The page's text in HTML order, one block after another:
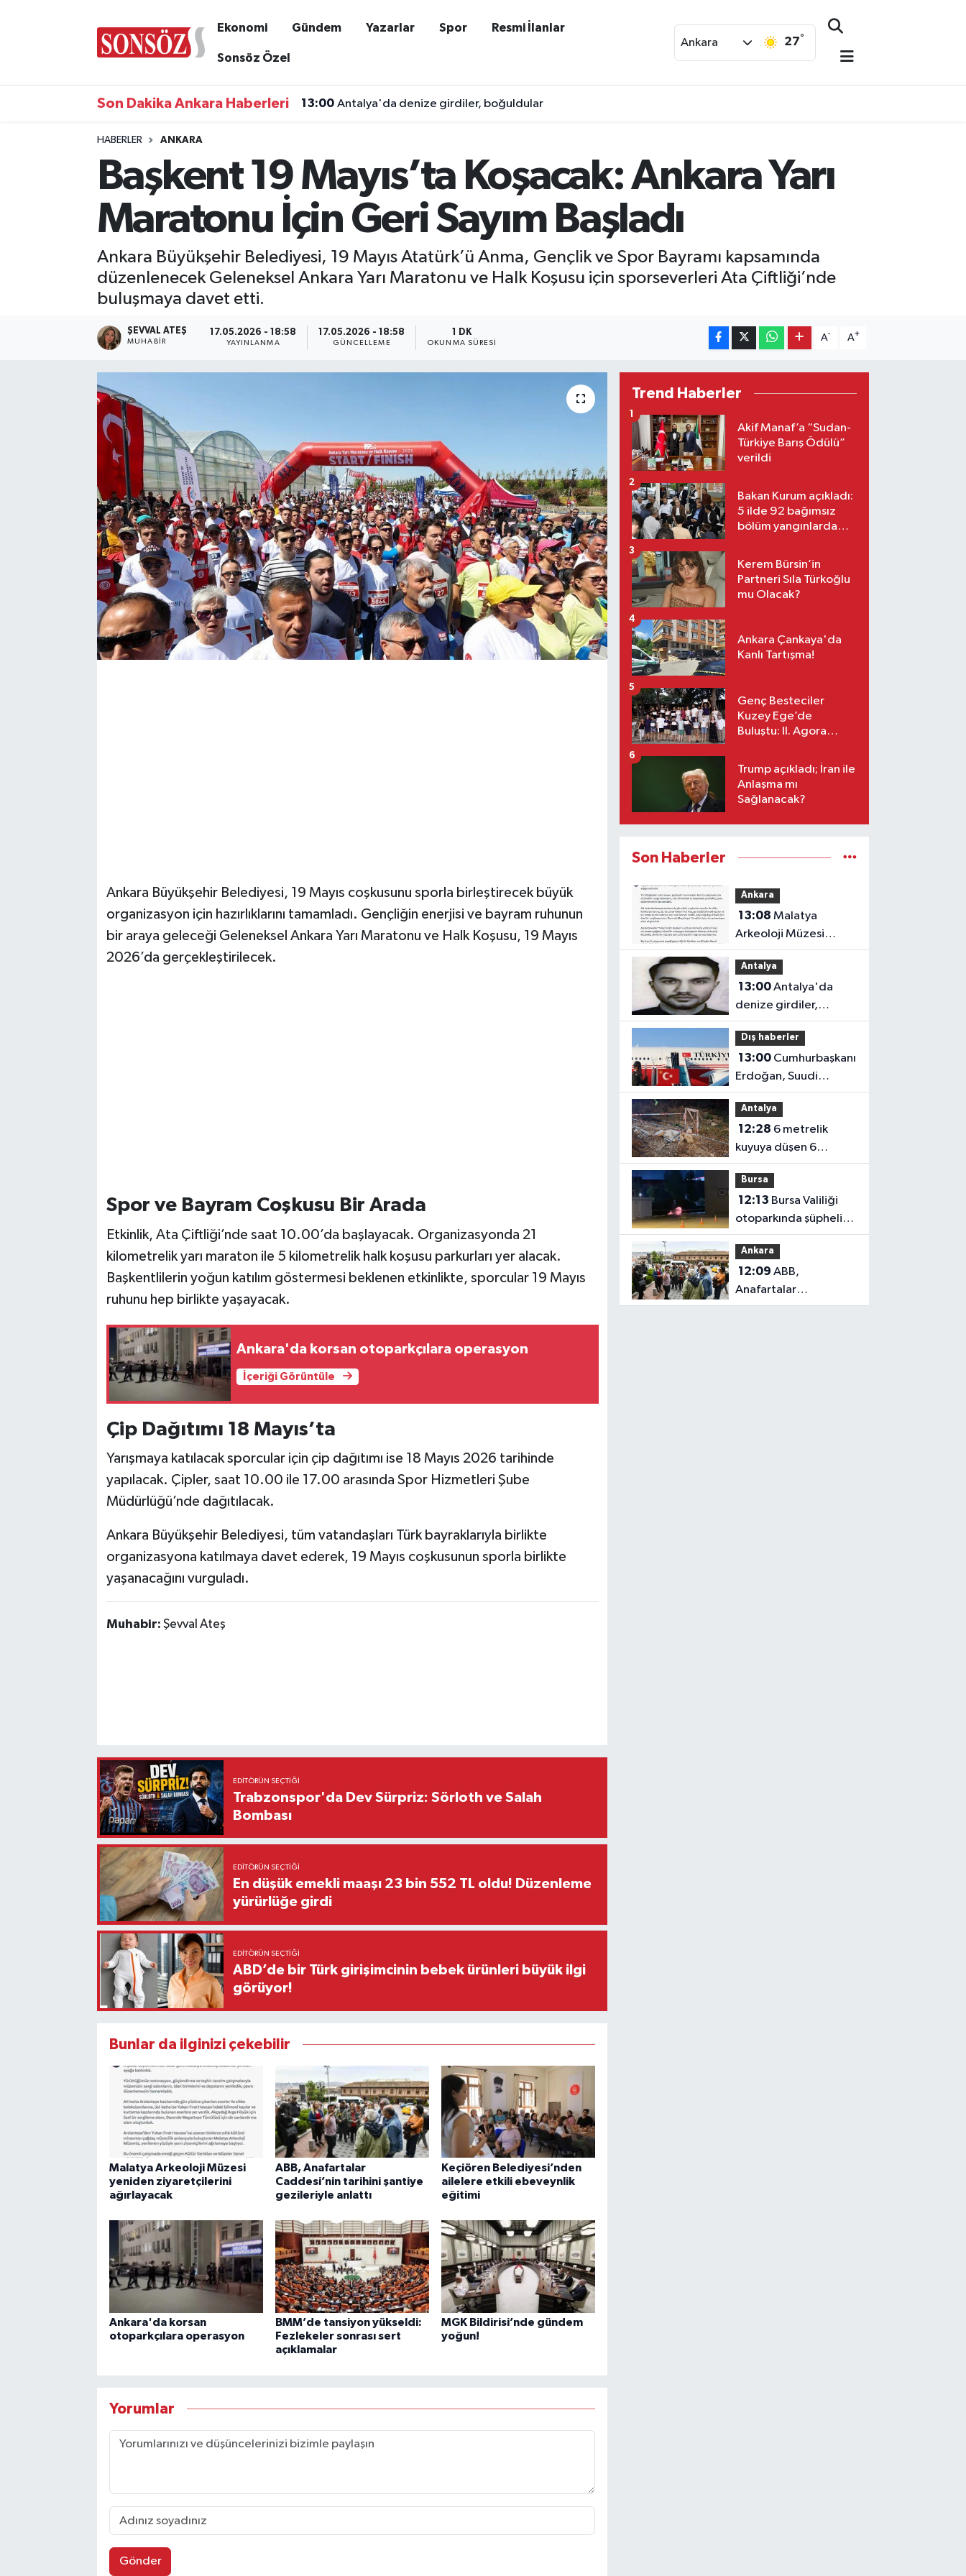
Ekonomi Gündem Yazarlar Spor Resmi İlanlar
Sonsöz Özel
Ankara 27°
Son Dakika Ankara Haberleri 13:00 Antalya'da denize girdiler, boğuldular
HABERLER ANKARA
Başkent 19 Mayıs’ta Koşacak: Ankara Yarı
Maratonu İçin Geri Sayım Başladı
Ankara Büyükşehir Belediyesi, 19 Mayıs Atatürk’ü Anma, Gençlik ve Spor Bayramı kapsamında
düzenlenecek Geleneksel Ankara Yarı Maratonu ve Halk Koşusu için sporseverleri Ata Çiftliği’nde
buluşmaya davet etti.
ŞEVVAL ATEŞ
MUHABIR
17.05.2026 - 18:58
YAYINLANMA
17.05.2026 - 18:58
GÜNCELLEME
1 DK
OKUNMA SÜRESI
A- A+
Ankara Büyükşehir Belediyesi, 19 Mayıs coşkusunu sporla birleştirecek büyük
organizasyon için hazırlıklarını tamamladı. Gençliğin enerjisi ve bayram ruhunun
bir araya geleceği Geleneksel Ankara Yarı Maratonu ve Halk Koşusu, 19 Mayıs
2026’da gerçekleştirilecek.
Spor ve Bayram Coşkusu Bir Arada
Etkinlik, Ata Çiftliği’nde saat 10.00’da başlayacak. Organizasyonda 21
kilometrelik yarı maraton ile 5 kilometrelik halk koşusu parkurları yer alacak.
Başkentlilerin yoğun katılım göstermesi beklenen etkinlikte, sporcular 19 Mayıs
ruhunu hep birlikte yaşayacak.
Ankara'da korsan otoparkçılara operasyon
İçeriği Görüntüle
Çip Dağıtımı 18 Mayıs’ta
Yarışmaya katılacak sporcular için çip dağıtımı ise 18 Mayıs 2026 tarihinde
yapılacak. Çipler, saat 10.00 ile 17.00 arasında Spor Hizmetleri Şube
Müdürlüğü’nde dağıtılacak.
Ankara Büyükşehir Belediyesi, tüm vatandaşları Türk bayraklarıyla birlikte
organizasyona katılmaya davet ederek, 19 Mayıs coşkusunun sporla birlikte
yaşanacağını vurguladı.
Muhabir: Şevval Ateş
EDITÖRÜN SEÇTIĞI
Trabzonspor'da Dev Sürpriz: Sörloth ve Salah
Bombası
EDITÖRÜN SEÇTIĞI
En düşük emekli maaşı 23 bin 552 TL oldu! Düzenleme
yürürlüğe girdi
EDITÖRÜN SEÇTIĞI
ABD’de bir Türk girişimcinin bebek ürünleri büyük ilgi
görüyor!
Bunlar da ilginizi çekebilir
Malatya Arkeoloji Müzesi
yeniden ziyaretçilerini
ağırlayacak
ABB, Anafartalar
Caddesi’nin tarihini şantiye
gezileriyle anlattı
Keçiören Belediyesi’nden
ailelere etkili ebeveynlik
eğitimi
Ankara'da korsan
otoparkçılara operasyon
BMM’de tansiyon yükseldi:
Fezlekeler sonrası sert
açıklamalar
MGK Bildirisi’nde gündem
yoğun!
Yorumlar
Gönder
Trend Haberler
Akif Manaf’a “Sudan-
Türkiye Barış Ödülü”
verildi
1
Bakan Kurum açıkladı:
5 ilde 92 bağımsız
bölüm yangınlarda
2
Kerem Bürsin’in
Partneri Sıla Türkoğlu
mu Olacak?
3
Ankara Çankaya'da
Kanlı Tartışma!
4
Genç Besteciler
Kuzey Ege’de
Buluştu: II. Agora
5
Trump açıkladı; İran ile
Anlaşma mı
Sağlanacak?
6
Son Haberler
Ankara
13:08 Malatya
Arkeoloji Müzesi
yeniden ziyaretçilerini
ağırlayacak
Antalya
13:00Antalya'da
denize girdiler,
boğuldular
Dış haberler
13:00
Erdoğan, Suudi
Arabistan’a gitti
Antalya
12:28
kuyuya düşen 6
yaşındaki Yasin
kurtarıldı
Bursa
12:13
otoparkında şüpheli
valiz paniği
Ankara
12:09 ABB,
Anafartalar
Caddesi’nin tarihini
İlçe Haberleri
Kültür & Sanat
Sonsöz Özel
Ankara Nöbetçi Eczaneler
Ankara Trafik Yoğunluk Haritası
Süper Lig Puan Durumu ve Fikstür
Son Dakika Haberleri